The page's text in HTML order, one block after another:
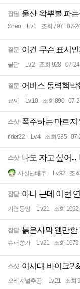
잡담 울산 왁뿌볼 파
Sneo Lv.1 조회 797 07-
질문 이건 무슨 표시
꿀담 Lv.2 조회 928 07-24
질문 어비스 동력핵
묘찌 Lv.10 조회 890 07-
스샷 폭주하는 마르지
rider22 Lv.4 조회 935 07-
스샷 나도 자고 싶어...
사실난배추 Lv.93 조
잡담 아니 근데 이번
기염둥잉 Lv.21 조회 1092
잡담 붉은사막 웬만한
슈퍼쏭가 Lv.21 조회 1079
스샷 이시대 바이크?
오리지널추공 Lv.21 조회